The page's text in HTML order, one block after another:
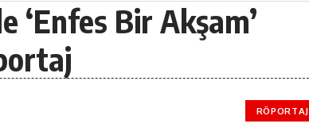
‘Enfes Bir Akşam’
RÖPORTAJ